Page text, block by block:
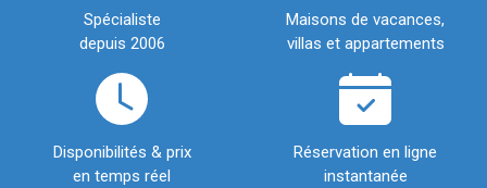
Spécialiste
depuis 2006
Maisons de vacances,
villas et appartements
Disponibilités & prix
en temps réel
Réservation en ligne
instantanée